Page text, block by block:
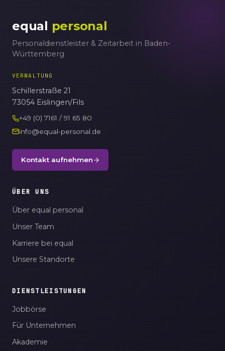
equal personal
Personaldienstleister & Zeitarbeit in Baden-
Württemberg
VERWALTUNG
Schillerstraße 21
73054 Eislingen/Fils
+49 (0) 7161 / 91 65 80
info@equal-personal.de
Kontakt aufnehmen
ÜBER UNS
Über equal personal
Unser Team
Karriere bei equal
Unsere Standorte
DIENSTLEISTUNGEN
Jobbörse
Für Unternehmen
Akademie